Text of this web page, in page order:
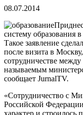
08.07.2014
систему образования
Такое заявление
после визита в
сотрудничестве
называемым
сообщает JurnalTV.
«Сотрудничество с
Российской
характер и строилось